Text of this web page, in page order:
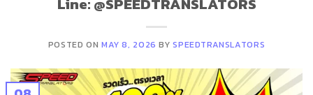
POSTED ONMAY 8, 2026 BYSPEEDTRANSLATORS